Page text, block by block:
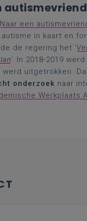
Naar een
in kaart en
de regering het '
'. In 2018-2019
werd uitgetrokken.
onderzoek naar
Werkplaats